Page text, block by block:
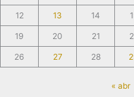
12 13 14
19 20 21
26 27 28
« abr